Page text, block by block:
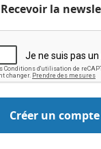
Recevoir la